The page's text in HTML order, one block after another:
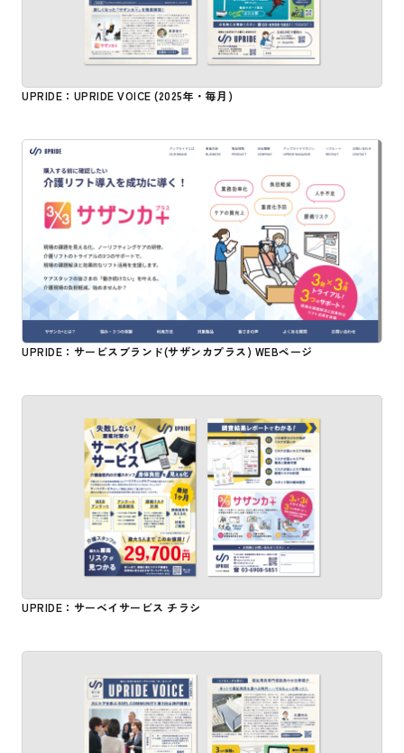
UPRIDE：UPRIDE VOICE (2025年・毎月)
UPRIDE：サービスブランド(サザンカプラス) WEBページ
UPRIDE：サーベイサービス チラシ